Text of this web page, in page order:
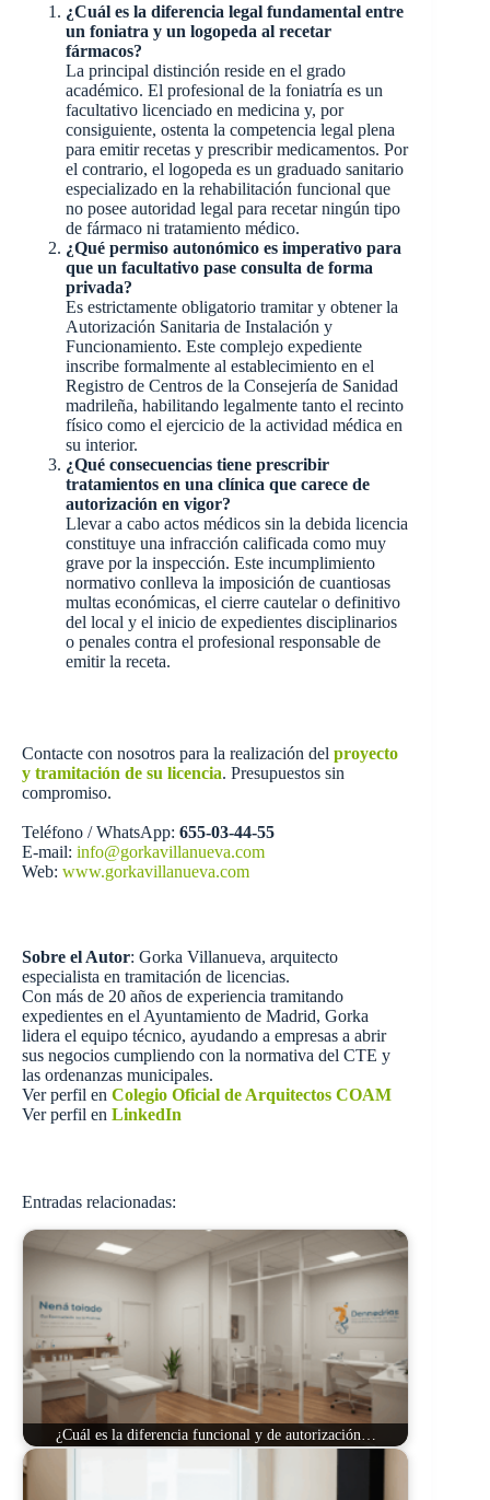
¿Cuál es la diferencia legal fundamental entre
un foniatra y un logopeda al recetar
fármacos?
La principal distinción reside en el grado
académico. El profesional de la foniatría es un
facultativo licenciado en medicina y, por
consiguiente, ostenta la competencia legal plena
para emitir recetas y prescribir medicamentos. Por
el contrario, el logopeda es un graduado sanitario
especializado en la rehabilitación funcional que
no posee autoridad legal para recetar ningún tipo
de fármaco ni tratamiento médico.
¿Qué permiso autonómico es imperativo para
que un facultativo pase consulta de forma
privada?
Es estrictamente obligatorio tramitar y obtener la
Autorización Sanitaria de Instalación y
Funcionamiento. Este complejo expediente
inscribe formalmente al establecimiento en el
Registro de Centros de la Consejería de Sanidad
madrileña, habilitando legalmente tanto el recinto
físico como el ejercicio de la actividad médica en
su interior.
¿Qué consecuencias tiene prescribir
tratamientos en una clínica que carece de
autorización en vigor?
Llevar a cabo actos médicos sin la debida licencia
constituye una infracción calificada como muy
grave por la inspección. Este incumplimiento
normativo conlleva la imposición de cuantiosas
multas económicas, el cierre cautelar o definitivo
del local y el inicio de expedientes disciplinarios
o penales contra el profesional responsable de
emitir la receta.
Contacte con nosotros para la realización del proyecto
y tramitación de su licencia. Presupuestos sin
compromiso.
Teléfono / WhatsApp: 655-03-44-55
E-mail: info@gorkavillanueva.com
Web: www.gorkavillanueva.com
Sobre el Autor: Gorka Villanueva, arquitecto
especialista en tramitación de licencias.
Con más de 20 años de experiencia tramitando
expedientes en el Ayuntamiento de Madrid, Gorka
lidera el equipo técnico, ayudando a empresas a abrir
sus negocios cumpliendo con la normativa del CTE y
las ordenanzas municipales.
Ver perfil en Colegio Oficial de Arquitectos COAM
Ver perfil en LinkedIn
Entradas relacionadas:
¿Cuál es la diferencia funcional y de autorización…